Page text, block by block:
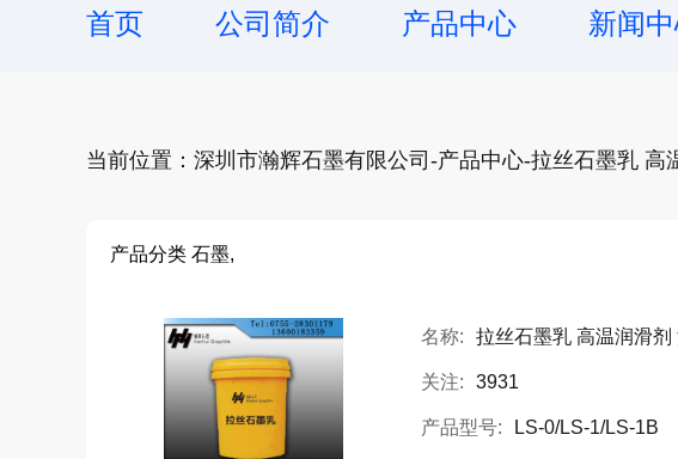
首页 公司简介 产品中心 新闻
当前位置：深圳市瀚辉石墨有限公司-产品中心-拉丝石墨乳
产品分类 石墨,
名称: 拉丝石墨乳 高温润滑
关注: 3931
产品型号: LS-0/LS-1/LS-1B